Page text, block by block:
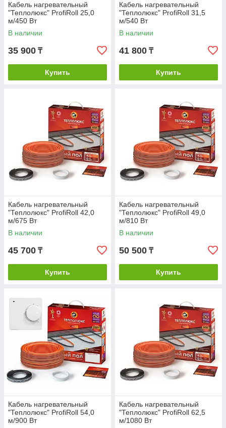
Кабель нагревательный
"Теплолюкс" ProfiRoll 25,0
м/450 Вт
В наличии
35 900 ₸
Купить
Кабель нагревательный
"Теплолюкс" ProfiRoll 31,5
м/540 Вт
В наличии
41 800 ₸
Купить
Кабель нагревательный
"Теплолюкс" ProfiRoll 42,0
м/675 Вт
В наличии
45 700 ₸
Купить
Кабель нагревательный
"Теплолюкс" ProfiRoll 49,0
м/810 Вт
В наличии
50 500 ₸
Купить
Кабель нагревательный
"Теплолюкс" ProfiRoll 54,0
м/900 Вт
Кабель нагревательный
"Теплолюкс" ProfiRoll 62,5
м/1080 Вт